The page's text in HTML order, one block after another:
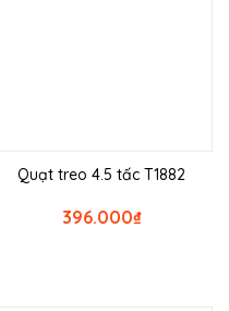
Quạt treo 4.5 tấc T1882
₫
396.000